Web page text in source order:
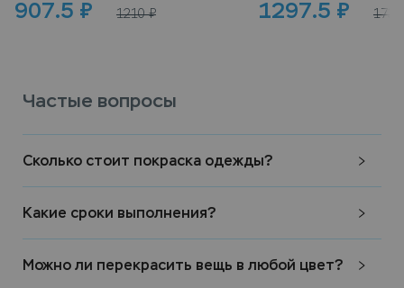
907.5 ₽ 1210 ₽ 1297.5 ₽ 1730
Частые вопросы
Сколько стоит покраска одежды?
Какие сроки выполнения?
Можно ли перекрасить вещь в любой цвет?